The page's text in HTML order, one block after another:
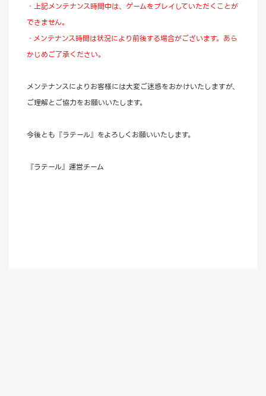
・上記メンテナンス時間中は、ゲームをプレイしていただくことが
できません。
・メンテナンス時間は状況により前後する場合がございます。あら
かじめご了承ください。
メンテナンスによりお客様には大変ご迷惑をおかけいたしますが、
ご理解とご協力をお願いいたします。
今後とも『ラテール』をよろしくお願いいたします。
『ラテール』運営チーム